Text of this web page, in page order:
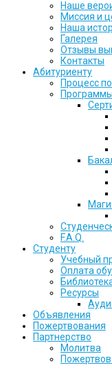
Наше
Миссия и
Наша
Галерея
Отзывы
Контакты
Абитуриенту
Процесс
Программы
F.A.Q.
Студенту
Учебный
Оплата
Ресурсы
Объявления
Пожертвования
Партнерство
Молитва